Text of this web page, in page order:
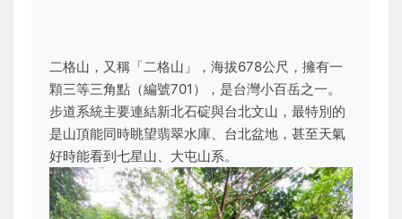
二格山，又稱「二格山」，海拔678公尺，擁有一
顆三等三角點（編號701），是台灣小百岳之一。
步道系統主要連結新北石碇與台北文山，最特別的
是山頂能同時眺望翡翠水庫、台北盆地，甚至天氣
好時能看到七星山、大屯山系。